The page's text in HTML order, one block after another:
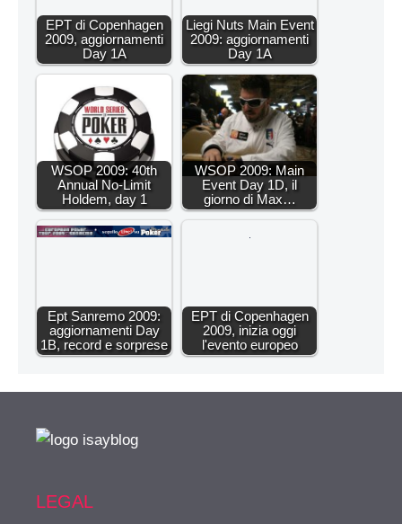
EPT di Copenhagen
2009, aggiornamenti
Day 1A
Liegi Nuts Main Event
2009: aggiornamenti
Day 1A
WSOP 2009: 40th
Annual No-Limit
Holdem, day 1
WSOP 2009: Main
Event Day 1D, il
giorno di Max…
Ept Sanremo 2009:
aggiornamenti Day
1B, record e sorprese
EPT di Copenhagen
2009, inizia oggi
l'evento europeo
LEGAL